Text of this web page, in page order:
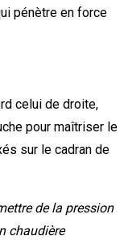
pénètre en force
celui de droite,
pour maîtriser le
sur le cadran de
de la pression
chaudière